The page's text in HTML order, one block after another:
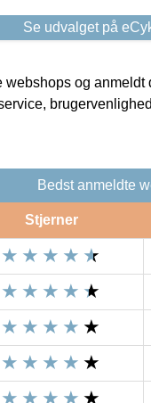
Se udvalget på
og anmeldt
Bedst anmeldte
Stjerner